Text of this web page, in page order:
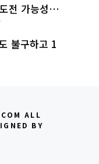
전 가능성…
불구하고 1
ALL
BY